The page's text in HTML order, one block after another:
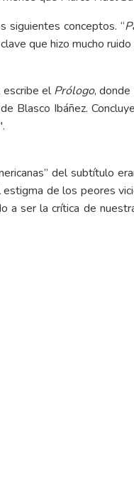
siguientes conceptos. “
que hizo mucho
escribe elPrólogo,
Blasco Ibáñez.
del subtítulo
de los peores
ser la crítica de